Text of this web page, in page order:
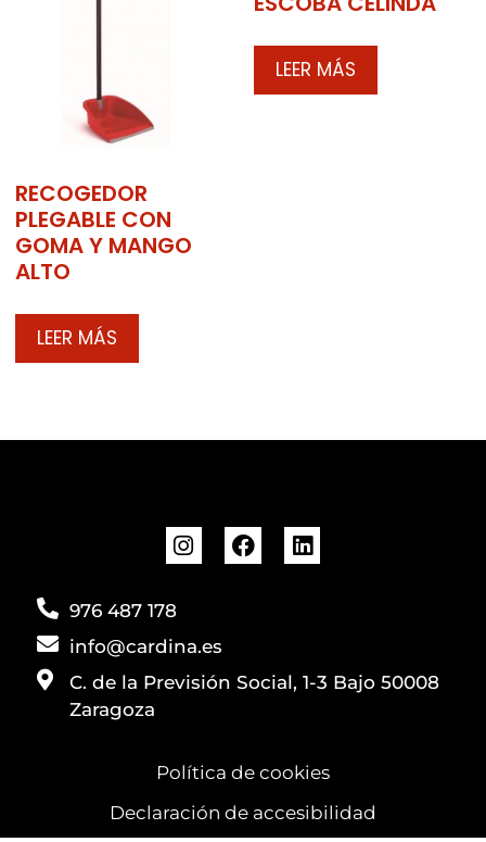
RECOGEDOR
PLEGABLE CON
GOMA Y MANGO
ALTO
LEER MÁS
LEER MÁS
976 487 178
info@cardina.es
C. de la Previsión Social, 1-3 Bajo 50008
Zaragoza
Política de cookies
Declaración de accesibilidad